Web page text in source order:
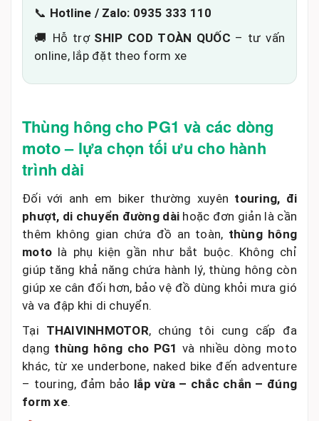
📞 Hotline / Zalo: 0935 333 110
🚚 Hỗ trợ SHIP COD TOÀN QUỐC – tư vấn
online, lắp đặt theo form xe
Thùng hông cho PG1 và các dòng
moto – lựa chọn tối ưu cho hành
trình dài
Đối với anh em biker thường xuyên touring, đi
phượt, di chuyển đường dài hoặc đơn giản là cần
thêm không gian chứa đồ an toàn, thùng hông
moto là phụ kiện gần như bắt buộc. Không chỉ
giúp tăng khả năng chứa hành lý, thùng hông còn
giúp xe cân đối hơn, bảo vệ đồ dùng khỏi mưa gió
và va đập khi di chuyển.
Tại THAIVINHMOTOR, chúng tôi cung cấp đa
dạng thùng hông cho PG1 và nhiều dòng moto
khác, từ xe underbone, naked bike đến adventure
– touring, đảm bảo lắp vừa – chắc chắn – đúng
form xe.